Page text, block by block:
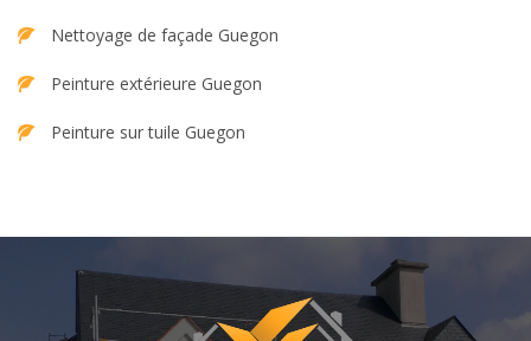
Nettoyage de façade Guegon
Peinture extérieure Guegon
Peinture sur tuile Guegon